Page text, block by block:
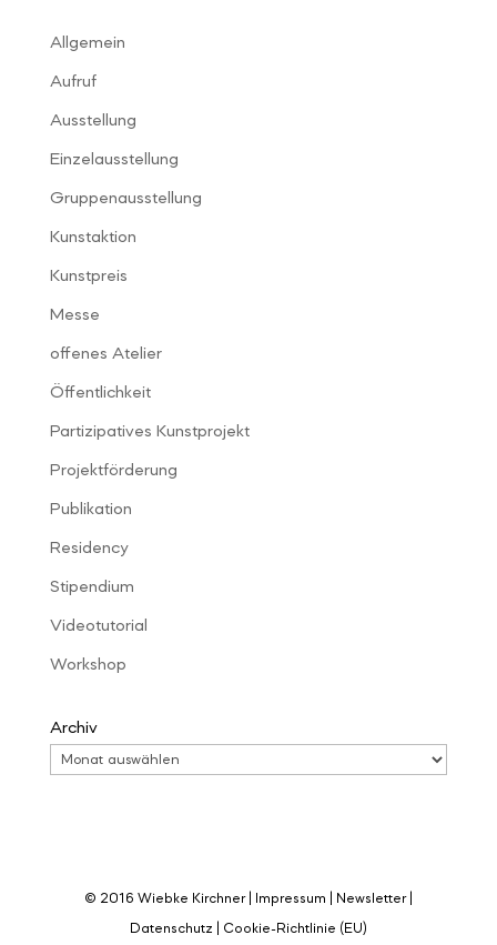
Allgemein
Aufruf
Ausstellung
Einzelausstellung
Gruppenausstellung
Kunstaktion
Kunstpreis
Messe
offenes Atelier
Öffentlichkeit
Partizipatives Kunstprojekt
Projektförderung
Publikation
Residency
Stipendium
Videotutorial
Workshop
Archiv
© 2016 Wiebke Kirchner | Impressum Newsletter|
Datenschutz Cookie-Richtlinie (EU)